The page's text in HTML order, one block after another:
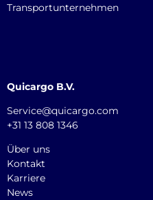
Transportunternehmen
Quicargo B.V.
Service@quicargo.com
+31 13 808 1346
Über uns
Kontakt
Karriere
News